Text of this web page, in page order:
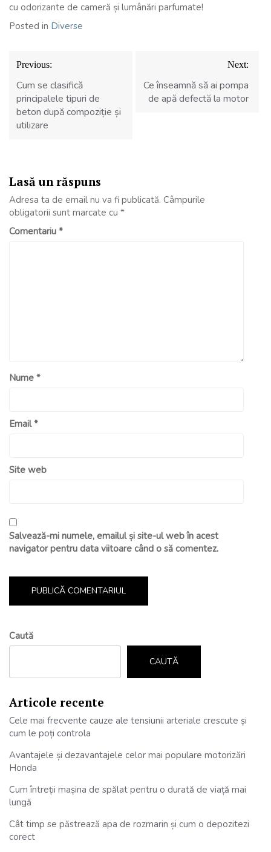
cu odorizante de cameră și lumânări parfumate!
Posted in Diverse
Navigare
în
articole
Previous:
Cum se clasifică
principalele tipuri de
beton după compoziție și
utilizare
Next:
Ce înseamnă să ai pompa
de apă defectă la motor
Lasă un răspuns
Adresa ta de email nu va fi publicată. Câmpurile
obligatorii sunt marcate cu *
Comentariu *
Nume *
Email*
Site web
Salvează-mi numele, emailul și site-ul web în acest
navigator pentru data viitoare când o să comentez.
Caută
CAUTĂ
Articole recente
Cele mai frecvente cauze ale tensiunii arteriale crescute și
cum le poți controla
Avantajele și dezavantajele celor mai populare motorizări
Honda
Cum întreții mașina de spălat pentru o durată de viață mai
lungă
Cât timp se păstrează apa de rozmarin și cum o depozitezi
corect